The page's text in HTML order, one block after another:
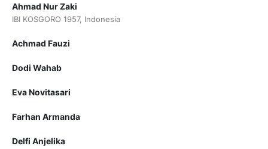
Ahmad Nur Zaki
IBI KOSGORO 1957, Indonesia
Achmad Fauzi
Dodi Wahab
Eva Novitasari
Farhan Armanda
Delfi Anjelika